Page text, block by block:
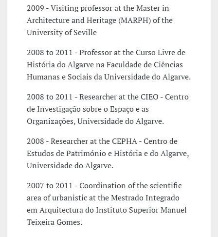
2009 - Visiting professor at the Master in
Architecture and Heritage (MARPH) of the
University of Seville
2008 to 2011 - Professor at the Curso Livre de
História do Algarve na Faculdade de Ciências
Humanas e Sociais da Universidade do Algarve.
2008 to 2011 - Researcher at the CIEO - Centro
de Investigação sobre o Espaço e as
Organizações, Universidade do Algarve.
2008 - Researcher at the CEPHA - Centro de
Estudos de Património e História e do Algarve,
Universidade do Algarve.
2007 to 2011 - Coordination of the scientific
area of urbanistic at the Mestrado Integrado
em Arquitectura do Instituto Superior Manuel
Teixeira Gomes.